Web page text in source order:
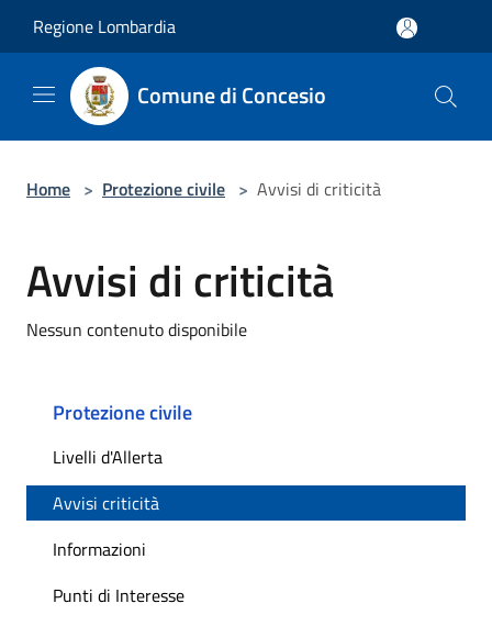
Regione Lombardia
Comune di Concesio
Home > Protezione civile > Avvisi di criticità
Avvisi di criticità
Nessun contenuto disponibile
Protezione civile
Livelli d'Allerta
Avvisi criticità
Informazioni
Punti di Interesse